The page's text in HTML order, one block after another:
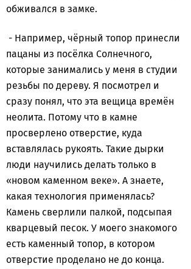
обживался в замке.
- Например, чёрный топор принесли
пацаны из посёлка Солнечного,
которые занимались у меня в студии
резьбы по дереву. Я посмотрел и
сразу понял, что эта вещица времён
неолита. Потому что в камне
просверлено отверстие, куда
вставлялась рукоять. Такие дырки
люди научились делать только в
«новом каменном веке». А знаете,
какая технология применялась?
Камень сверлили палкой, подсыпая
кварцевый песок. У моего знакомого
есть каменный топор, в котором
отверстие проделано не до конца.